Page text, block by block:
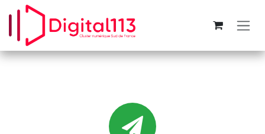
Se rendre au contenu